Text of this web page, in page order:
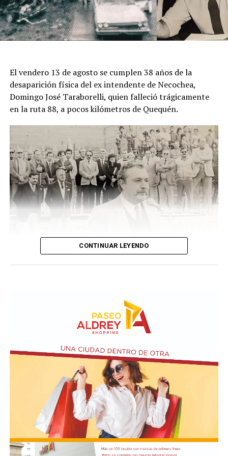
establecer con quiénes tuvo contacto antes de
desaparecer y determinar quién abandonó el cuerpo en
ese sector rural del partido de Mar Chiquita.
cuando un hombre que recorría la zona junto a sus
perros advirtió una bolsa ubicada junto a una zanja.
Alertado por el comportamiento de los animales, se
acercó y comprobó que contenía restos humanos. DIB
El vendero 13 de agosto se cumplen 38 años de la
desaparición física del ex intendente de Necochea,
Domingo José Taraborelli, quien falleció trágicamente
en la ruta 88, a pocos kilómetros de Quequén.
El vendero 13 de agosto se cumplen 38 años de la
desaparición física del ex intendente de Necochea,
en la ruta 88, a pocos kilómetros de Quequén.
Junto con el intendente de Necochea habían muerto
tres docentes que, luego se supo, habían subido a su
automóvil pocos kilómetros antes, donde se hallaban
haciendo dedo. La colisión frontal resultó letal: sólo
sobrevivió el chofer del camión.
El hall del Palacio Comunal fue el lugar donde velaron
CONTINUAR LEYENDO